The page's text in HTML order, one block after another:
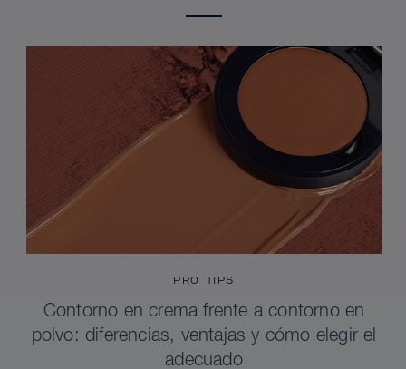
PRO TIPS
Contorno en crema frente a contorno en
polvo: diferencias, ventajas y cómo elegir el
adecuado